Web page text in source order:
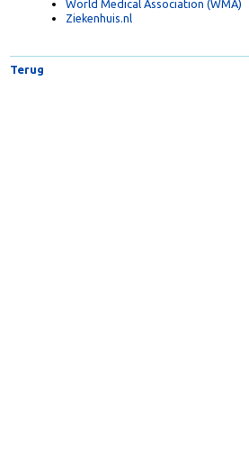
NHG-Standaarden
World Medical Association (WMA)